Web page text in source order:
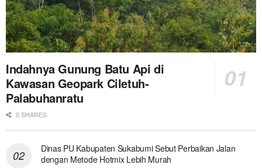
Indahnya Gunung Batu Api di
Kawasan Geopark Ciletuh-
Palabuhanratu
0 SHARES
Dinas PU Kabupaten Sukabumi Sebut Perbaikan Jalan
dengan Metode Hotmix Lebih Murah